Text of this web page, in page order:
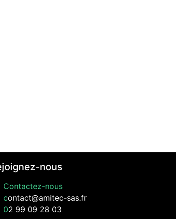
nous
Contactez-nous
contact@amitec-sas.fr
02 99 09 28 03